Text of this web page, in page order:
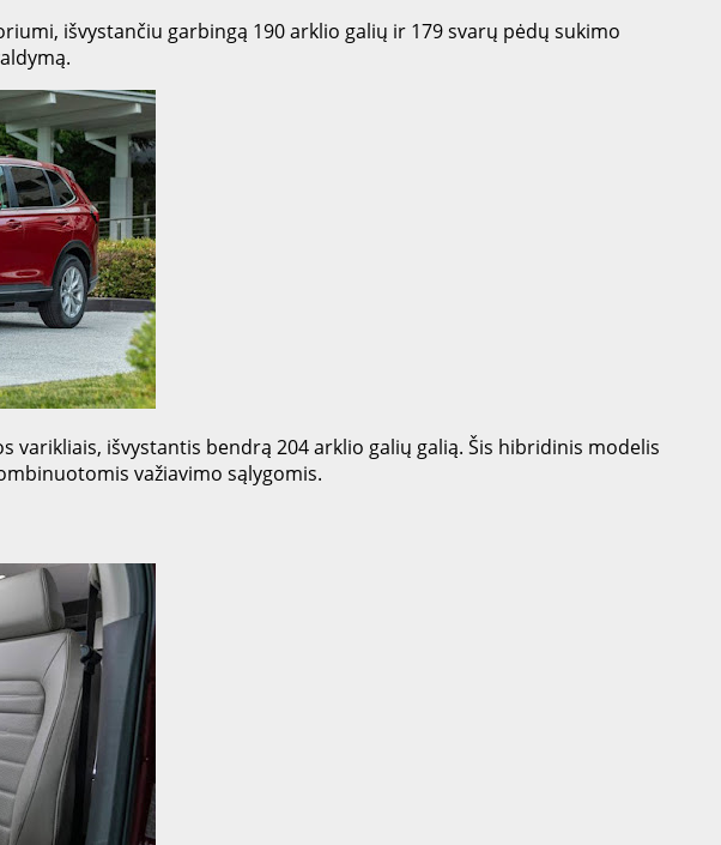
išvystančiu garbingą 190 arklio galių ir 179 svarų pėdų sukimo
išvystantis bendrą 204 arklio galių galią. Šis hibridinis modelis
važiavimo sąlygomis.